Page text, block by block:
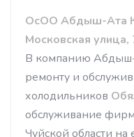
ОсОО Абдыш-Ата
Московская
В компанию Абдыш-
ремонту и
холодильников
обслуживание
Чуйской области